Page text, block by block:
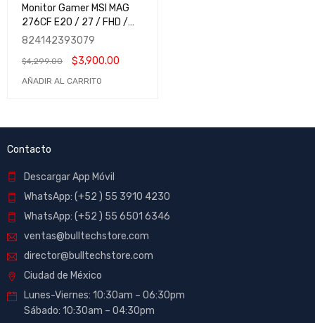
Monitor Gamer MSI MAG
276CF E20 / 27 / FHD /
200Hz / Rapid VA / HDMI-
Sync / HDR Ready / Negro
/ MAG 276CF E20 / MSIB /
824142393079
$4,299.00 $3,900.00
AÑADIR AL CARRITO
Contacto
Descargar App Móvil
WhatsApp: (+52 ) 55 3910 4230
WhatsApp: (+52 ) 55 6501 6346
ventas@bulltechstore.com
director@bulltechstore.com
Ciudad de México
Lunes-Viernes: 10:30am – 06:30pm
Sábado: 10:30am – 04:30pm